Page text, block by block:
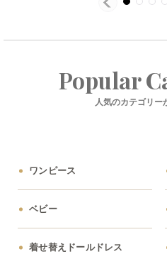
Popular
人気のカテゴリー
ワンピース
ベビー
着せ替えドールドレス